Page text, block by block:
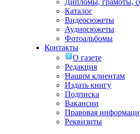
Дипломы, грамоты,
Каталог
Видеосюжеты
Аудиосюжеты
Фотоальбомы
Контакты
О газете
Редакция
Нашим клиентам
Издать книгу
Подписка
Вакансии
Правовая
Реквизиты